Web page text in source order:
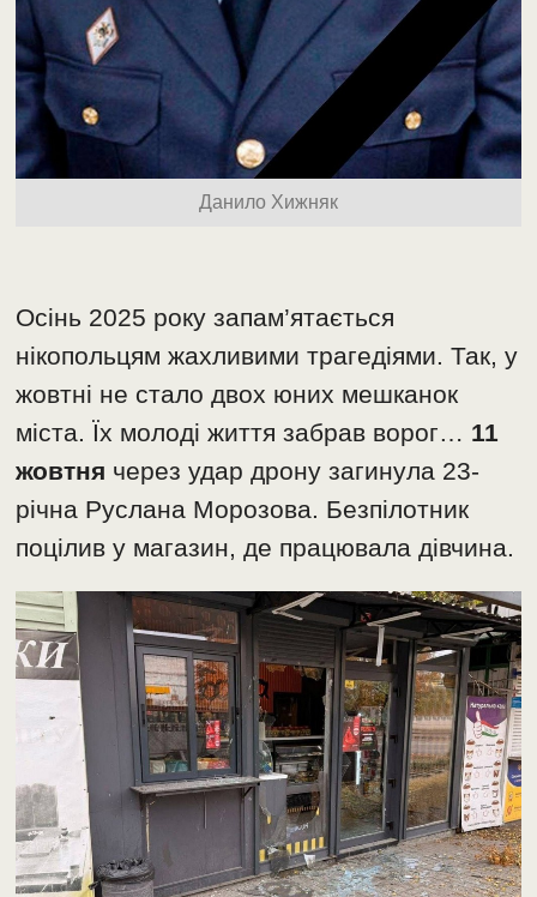
Данило Хижняк
Осінь 2025 року запам’ятається
нікопольцям жахливими трагедіями. Так, у
жовтні не стало двох юних мешканок
міста. Їх молоді життя забрав ворог… 11
жовтня через удар дрону загинула 23-
річна Руслана Морозова. Безпілотник
поцілив у магазин, де працювала дівчина.